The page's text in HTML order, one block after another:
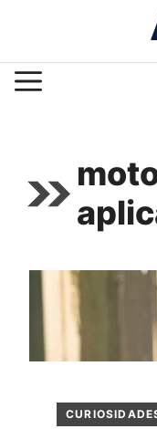
o
conteúdoMENU